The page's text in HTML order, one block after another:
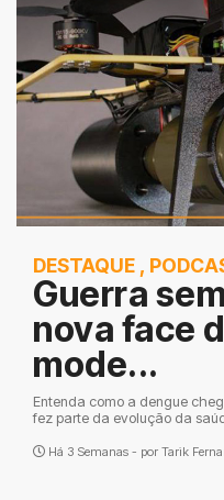
DESTAQUE ,
Guerra
nova face
mode...
Entenda como a dengue
fez parte da evolução da
Há 3 Semanas - por Tarik